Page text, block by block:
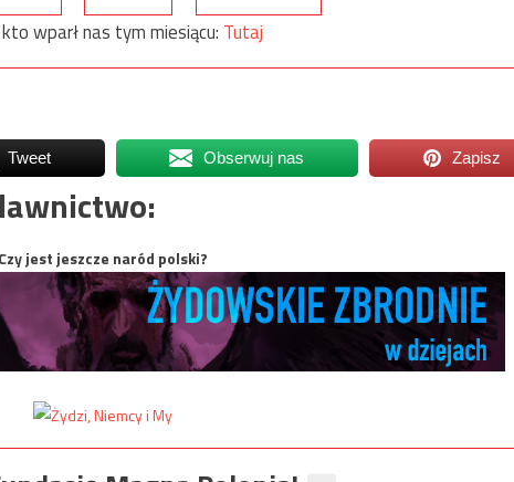
wparł nas tym miesiącu: Tutaj
Tweet Obserwuj nas Zapisz
Czy jest jeszcze naród polski?